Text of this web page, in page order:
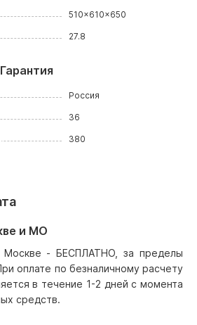
510x610x650
27.8
Россия
36
380
и МО
Москве - БЕСПЛАТНО, за пределы
оплате по безналичному расчету
в течение 1-2 дней с момента
средств.